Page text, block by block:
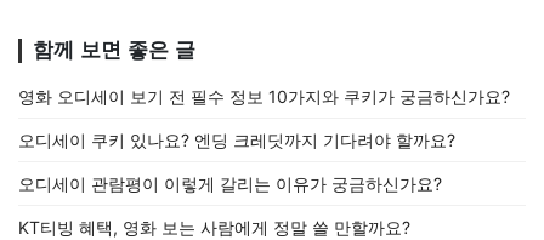
함께 보면 좋은 글
영화 오디세이 보기 전 필수 정보 10가지와 쿠키가 궁금하신가요?
오디세이 쿠키 있나요? 엔딩 크레딧까지 기다려야 할까요?
오디세이 관람평이 이렇게 갈리는 이유가 궁금하신가요?
KT티빙 혜택, 영화 보는 사람에게 정말 쓸 만할까요?